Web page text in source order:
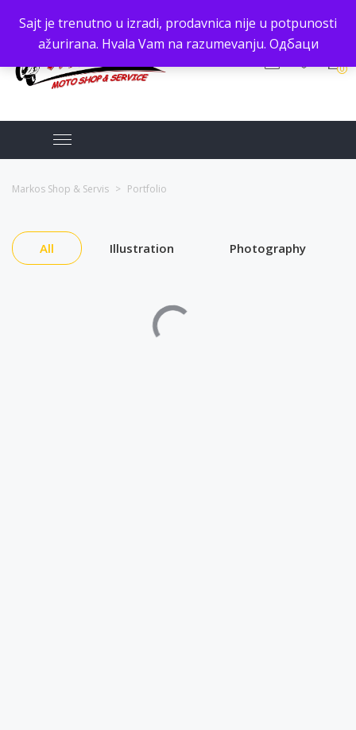
Sajt je trenutno u izradi, prodavnica nije u potpunosti
ažurirana. Hvala Vam na razumevanju. Одбаци
0
Markos Shop & Servis > Portfolio
All Illustration Photography